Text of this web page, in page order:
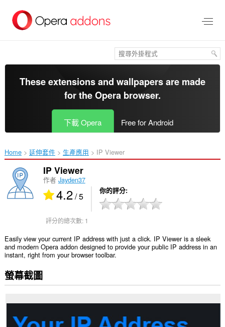
區
These extensions and wallpapers are made
for theOpera browser.
下載 Opera Free for Android
Home 延伸套件 生產應用 IP Viewer‎
IP Viewer
作者 Jayden37
4.2/ 5 你的評分
評分的總次數: 1
Easily view your current IP address with just a click. IP Viewer is a sleek
and modern Opera addon designed to provide your public IP address in an
instant, right from your browser toolbar.
螢幕截圖